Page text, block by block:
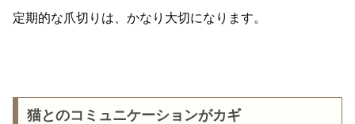
定期的な爪切りは、かなり大切になります。
猫とのコミュニケーションがカギ